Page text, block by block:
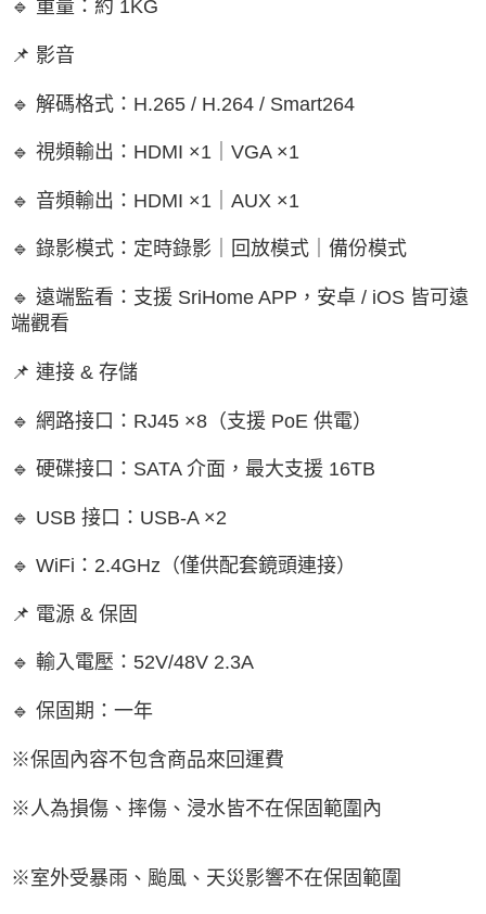
🔹 重量：約 1KG
📌 影音
🔹 解碼格式：H.265 / H.264 / Smart264
🔹 視頻輸出：HDMI ×1｜VGA ×1
🔹 音頻輸出：HDMI ×1｜AUX ×1
🔹 錄影模式：定時錄影｜回放模式｜備份模式
🔹 遠端監看：支援 SriHome APP，安卓 / iOS 皆可遠
端觀看
📌 連接 & 存儲
🔹 網路接口：RJ45 ×8（支援 PoE 供電）
🔹 硬碟接口：SATA 介面，最大支援 16TB
🔹 USB 接口：USB-A ×2
🔹 WiFi：2.4GHz（僅供配套鏡頭連接）
📌 電源 & 保固
🔹 輸入電壓：52V/48V 2.3A
🔹 保固期：一年
※保固內容不包含商品來回運費
※人為損傷、摔傷、浸水皆不在保固範圍內
※室外受暴雨、颱風、天災影響不在保固範圍